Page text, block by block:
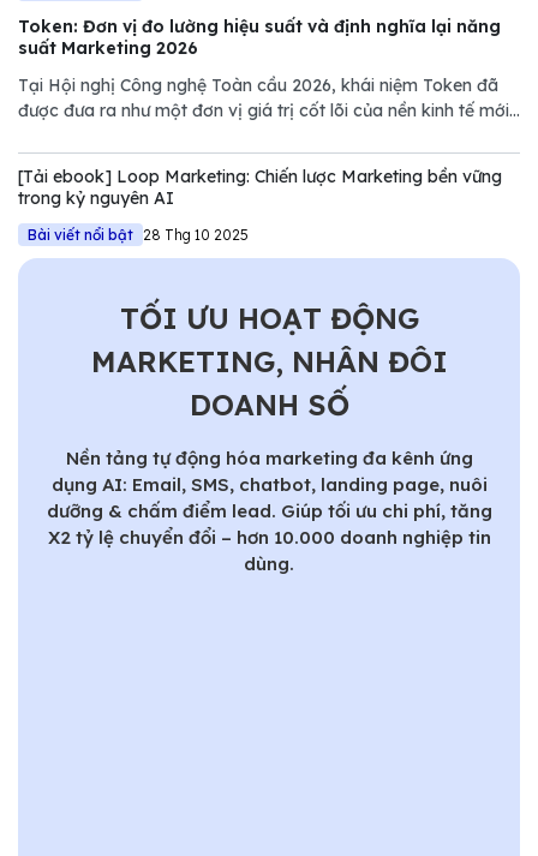
Token: Đơn vị đo lường hiệu suất và định nghĩa lại năng
suất Marketing 2026
Tại Hội nghị Công nghệ Toàn cầu 2026, khái niệm Token đã
được đưa ra như một đơn vị giá trị cốt lõi của nền kinh tế mới.
chúng ta sẽ bỏ lỡ một bước ngoặt quan trọng trong quản trị
Marketing.
[Tải ebook] Loop Marketing: Chiến lược Marketing bền vững
trong kỷ nguyên AI
Bài viết nổi bật 28 Thg 10 2025
TỐI ƯU HOẠT ĐỘNG
MARKETING, NHÂN ĐÔI
DOANH SỐ
Nền tảng tự động hóa marketing đa kênh ứng
dụng AI: Email, SMS, chatbot, landing page, nuôi
dưỡng & chấm điểm lead. Giúp tối ưu chi phí, tăng
X2 tỷ lệ chuyển đổi – hơn 10.000 doanh nghiệp tin
dùng.